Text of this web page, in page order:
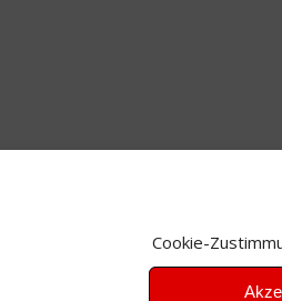
Cookie-